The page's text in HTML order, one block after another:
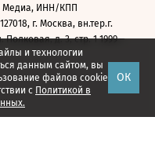
и технологии
данным сайтом, вы
файлов cookie
с Политикой в
ОК
Медиа, ИНН/КПП
г. Москва, вн.тер.г.
д. 3, стр. 1 1999—